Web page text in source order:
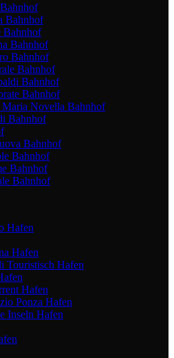
Bahnhof
Bahnhof
Bahnhof
Bahnhof
Bahnhof
Bahnhof
Bahnhof
Bahnhof
Maria Novella Bahnhof
Bahnhof
Bahnhof
Bahnhof
Bahnhof
Bahnhof
Hafen
Hafen
Touristisch Hafen
Hafen
Ponza Hafen
Inseln Hafen